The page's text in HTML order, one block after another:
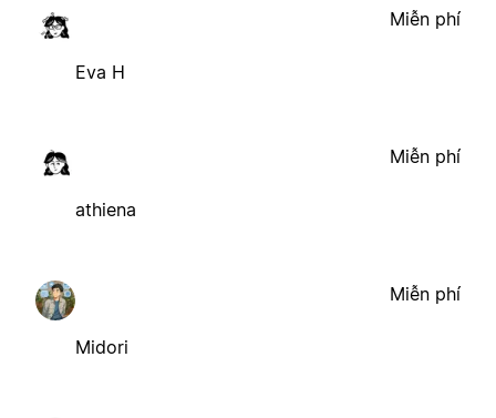
Eva H
Miễn phí
athiena
Miễn phí
Midori
Miễn phí